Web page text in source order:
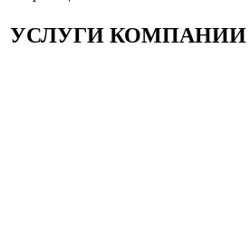
УСЛУГИ КОМПАНИИ